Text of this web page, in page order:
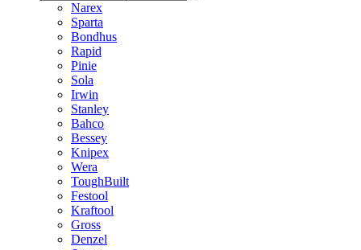
Narex
Sparta
Bondhus
Rapid
Pinie
Sola
Irwin
Stanley
Bahco
Bessey
Knipex
Wera
ToughBuilt
Festool
Kraftool
Gross
Denzel